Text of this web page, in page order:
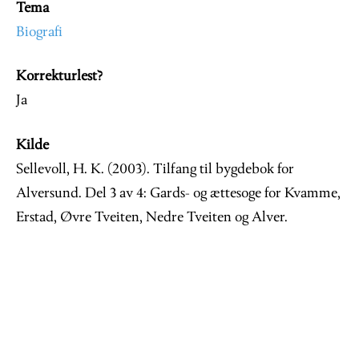
Tema
Biografi
Korrekturlest?
Ja
Kilde
Sellevoll, H. K. (2003). Tilfang til bygdebok for
Alversund. Del 3 av 4: Gards- og ættesoge for Kvamme,
Erstad, Øvre Tveiten, Nedre Tveiten og Alver.